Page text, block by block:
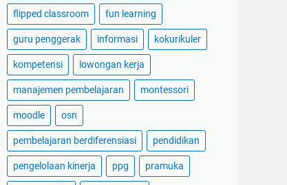
flipped classroom fun learning
guru penggerak informasi kokurikuler
kompetensi lowongan kerja
manajemen pembelajaran montessori
moodle osn
pembelajaran berdiferensiasi pendidikan
pengelolaan kinerja ppg pramuka